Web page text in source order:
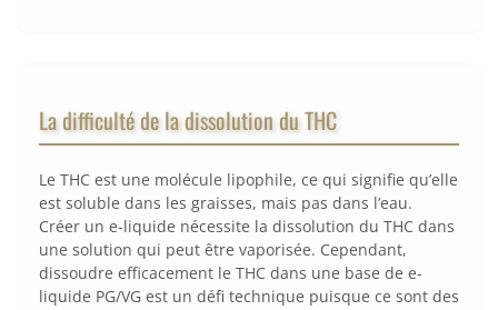
La difficulté de la dissolution du THC
Le THC est une molécule lipophile, ce qui signifie qu’elle
est soluble dans les graisses, mais pas dans l’eau.
Créer un e-liquide nécessite la dissolution du THC dans
une solution qui peut être vaporisée. Cependant,
dissoudre efficacement le THC dans une base de e-
liquide PG/VG est un défi technique puisque ce sont des